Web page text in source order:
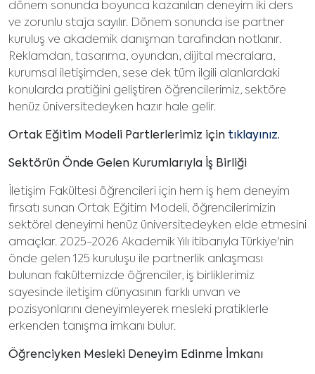
dönem sonunda boyunca kazanılan deneyim iki ders
ve zorunlu staja sayılır. Dönem sonunda ise partner
kuruluş ve akademik danışman tarafından notlanır.
Reklamdan, tasarıma, oyundan, dijital mecralara,
kurumsal iletişimden, sese dek tüm ilgili alanlardaki
konularda pratiğini geliştiren öğrencilerimiz, sektöre
henüz üniversitedeyken hazır hale gelir.
Ortak Eğitim Modeli Partlerlerimiz için tıklayınız.
Sektörün Önde Gelen Kurumlarıyla İş Birliği
İletişim Fakültesi öğrencileri için hem iş hem deneyim
fırsatı sunan Ortak Eğitim Modeli, öğrencilerimizin
sektörel deneyimi henüz üniversitedeyken elde etmesini
amaçlar. 2025-2026 Akademik Yılı itibarıyla Türkiye'nin
önde gelen 125 kuruluşu ile partnerlik anlaşması
bulunan fakültemizde öğrenciler, iş birliklerimiz
sayesinde iletişim dünyasının farklı unvan ve
pozisyonlarını deneyimleyerek mesleki pratiklerle
erkenden tanışma imkanı bulur.
Öğrenciyken Mesleki Deneyim Edinme İmkanı